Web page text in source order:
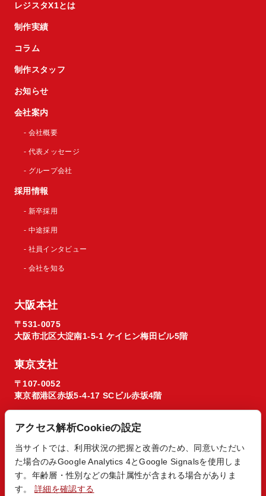
レジスタX1とは
制作実績
コラム
制作スタッフ
お知らせ
会社案内
- 会社概要
- 代表メッセージ
- グループ会社
採用情報
- 新卒採用
- 中途採用
- 社員インタビュー
- 会社を知る
大阪本社
〒531-0075
大阪市北区大淀南1-5-1 ケイヒン梅田ビル5階
東京支社
〒107-0052
東京都港区赤坂5-4-17 SCビル赤坂4階
© 2026 Regista X1 co. ltd.
アクセス解析Cookieの設定
当サイトでは、利用状況の把握と改善のため、同意いただい
た場合のみGoogle Analytics 4とGoogle Signalsを使用しま
す。年齢層・性別などの集計属性が含まれる場合がありま
す。詳細を確認する